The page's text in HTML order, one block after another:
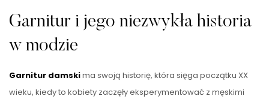
Garnitur i jego niezwykła historia
w modzie
Garnitur damskima swoją historię, która sięga początku XX
wieku, kiedy to kobiety zaczęły eksperymentować z męskimi